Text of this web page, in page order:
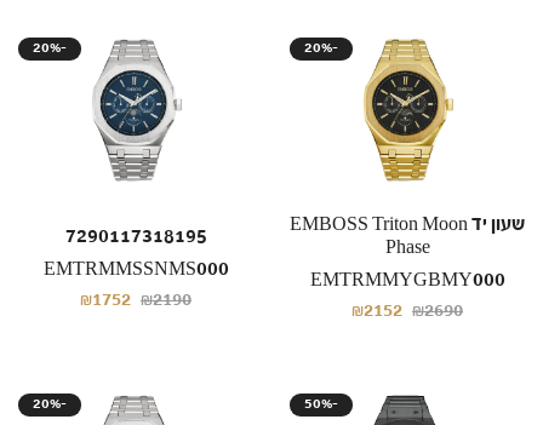
20%-
7290117318195
EMTRMMSSNMS000
₪1752 ₪2190
20%-
שעון יד EMBOSS Triton Moon
Phase
EMTRMMYGBMY000
₪2152 ₪2690
20%- 50%-